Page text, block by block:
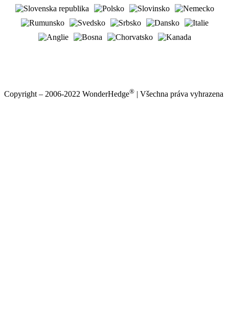
Copyright – 2006-2022 WonderHedge® | Všechna práva vyhrazena